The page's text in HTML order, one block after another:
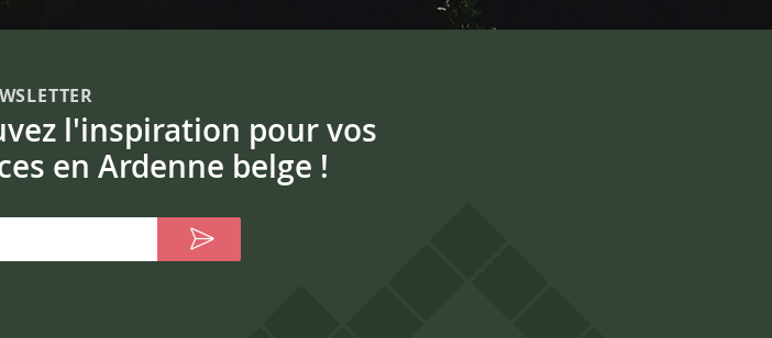
l'inspiration pour vos
en Ardenne belge !